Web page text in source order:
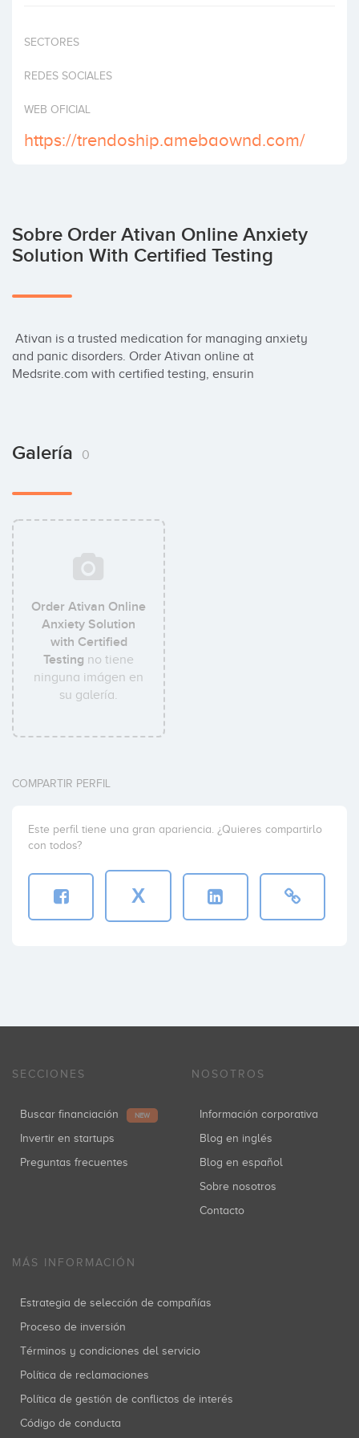
SECTORES
REDES SOCIALES
WEB OFICIAL
https://trendoship.amebaownd.com/
Sobre Order Ativan Online Anxiety
Solution With Certified Testing
and panic disorders. Order Ativan online at
Medsrite.com with certified testing, ensurin
Galería 0
Order Ativan Online
Anxiety Solution
with Certified
Testing no tiene
ninguna imágen en
su galería.
COMPARTIR PERFIL
Este perfil tiene una gran apariencia. ¿Quieres compartirlo
con todos?
X
SECCIONES
Buscar financiación NEW
Invertir en startups
Preguntas frecuentes
NOSOTROS
Información corporativa
Blog en inglés
Blog en español
Sobre nosotros
Contacto
MÁS INFORMACIÓN
Estrategia de selección de compañías
Proceso de inversión
Términos y condiciones del servicio
Política de reclamaciones
Política de gestión de conflictos de interés
Código de conducta